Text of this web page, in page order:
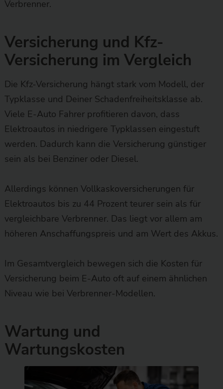
Verbrenner.
Versicherung und Kfz-
Versicherung im Vergleich
Die Kfz-Versicherung hängt stark vom Modell, der
Typklasse und Deiner Schadenfreiheitsklasse ab.
Viele E-Auto Fahrer profitieren davon, dass
Elektroautos in niedrigere Typklassen eingestuft
werden. Dadurch kann die Versicherung günstiger
sein als bei Benziner oder Diesel.
Allerdings können Vollkaskoversicherungen für
Elektroautos bis zu 44 Prozent teurer sein als für
vergleichbare Verbrenner. Das liegt vor allem am
höheren Anschaffungspreis und am Wert des Akkus.
Im Gesamtvergleich bewegen sich die Kosten für
Versicherung beim E-Auto oft auf einem ähnlichen
Niveau wie bei Verbrenner-Modellen.
Wartung und
Wartungskosten